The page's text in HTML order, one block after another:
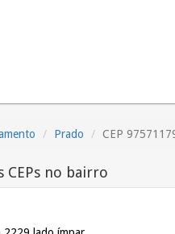
Prado CEP
CEPs no bairro